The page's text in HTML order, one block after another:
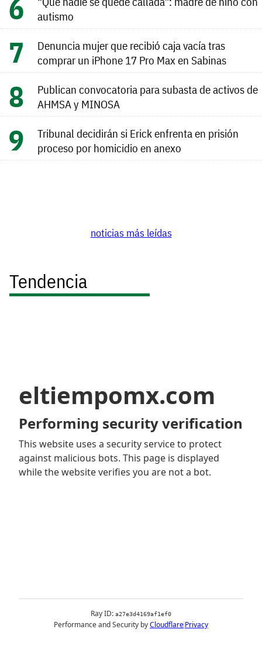
autismo
Denuncia mujer que recibió caja vacía tras
comprar un iPhone 17 Pro Max en Sabinas
Publican convocatoria para subasta de activos de
AHMSA y MINOSA
Tribunal decidirán si Erick enfrenta en prisión
proceso por homicidio en anexo
noticias más leídas
Tendencia